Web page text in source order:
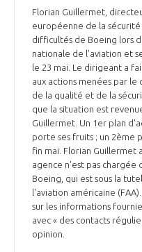
Florian Guillermet,
européenne de la sécurité
difficultés de Boeing lors
nationale de l'aviation et
le 23 mai. Le dirigeant a
aux actions menées par
de la qualité et de la
que la situation est
Guillermet. Un 1er plan
porte ses fruits ; un 2ème
fin mai. Florian Guillermet
agence n'est pas
Boeing, qui est sous la
l'aviation américaine
sur les informations
avec « des contacts
opinion.